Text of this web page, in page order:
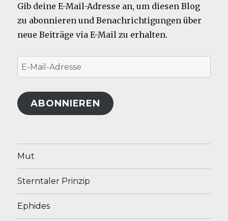
Gib deine E-Mail-Adresse an, um diesen Blog
zu abonnieren und Benachrichtigungen über
neue Beiträge via E-Mail zu erhalten.
E-
Mail-
Adresse
ABONNIEREN
Mut
Sterntaler Prinzip
Ephides